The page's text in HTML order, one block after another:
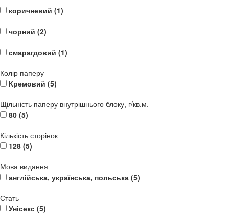
коричневий (1)
чорний (2)
смарагдовий (1)
Колір паперу
Кремовий (5)
Щільність паперу внутрішнього блоку, г/кв.м.
80 (5)
Кількість сторінок
128 (5)
Мова видання
англійська, українська, польська (5)
Стать
Унісекс (5)